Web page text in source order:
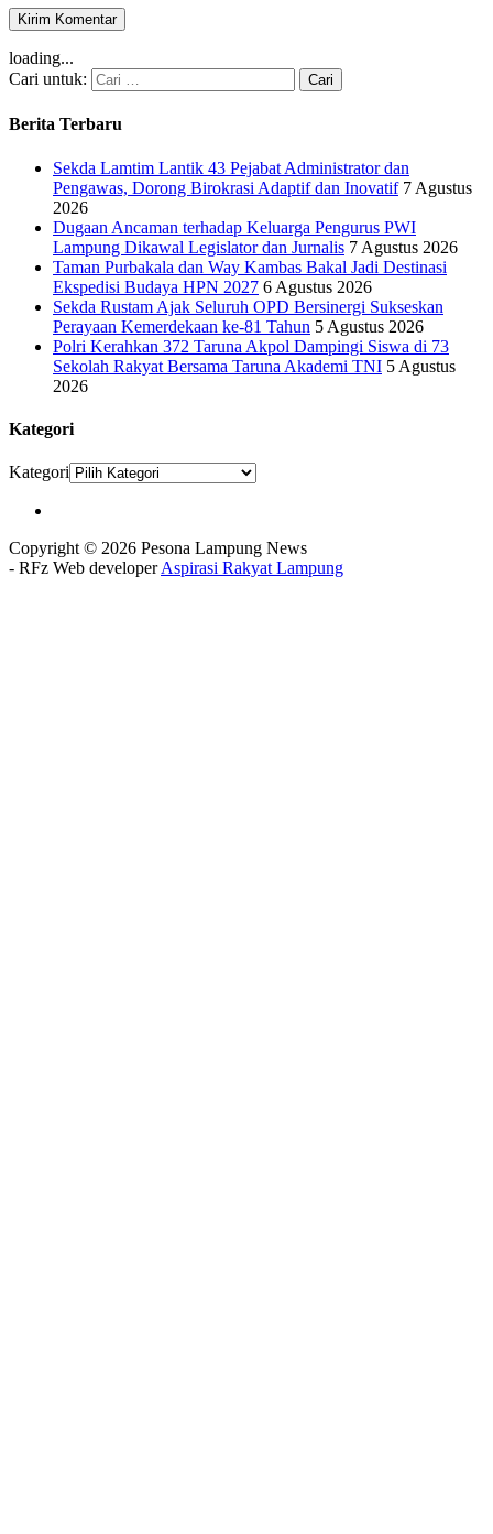
loading...
Cari untuk:
Berita Terbaru
Sekda Lamtim Lantik 43 Pejabat Administrator dan
Pengawas, Dorong Birokrasi Adaptif dan Inovatif 7 Agustus
2026
Dugaan Ancaman terhadap Keluarga Pengurus PWI
Lampung Dikawal Legislator dan Jurnalis 7 Agustus 2026
Taman Purbakala dan Way Kambas Bakal Jadi Destinasi
Ekspedisi Budaya HPN 2027 6 Agustus 2026
Sekda Rustam Ajak Seluruh OPD Bersinergi Sukseskan
Perayaan Kemerdekaan ke-81 Tahun 5 Agustus 2026
Polri Kerahkan 372 Taruna Akpol Dampingi Siswa di 73
Sekolah Rakyat Bersama Taruna Akademi TNI 5 Agustus
2026
Kategori
Kategori
Copyright © 2026 Pesona Lampung News
- RFz Web developerAspirasi Rakyat Lampung